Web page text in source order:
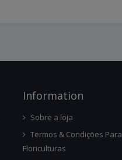
InforMation
Sobre a loja
Termos & Condições Para
Floriculturas